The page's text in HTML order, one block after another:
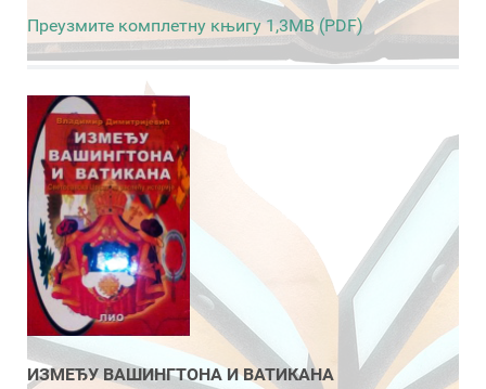
Преузмите комплетну књигу 1,3MB (PDF)
ИЗМЕЂУ ВАШИНГТОНА И ВАТИКАНА